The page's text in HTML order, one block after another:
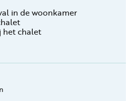
in de woonkamer
het chalet
Inclusief
Toeristenbelasting